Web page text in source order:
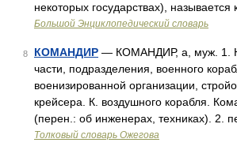
некоторых государствах),
Большой Энциклопедический словарь
8 КОМАНДИР — КОМАНДИР, а, муж. 1.
части, подразделения, военного
военизированной организации,
крейсера. К. воздушного корабля.
(перен.: об инженерах, техниках). 2.
Толковый словарь Ожегова